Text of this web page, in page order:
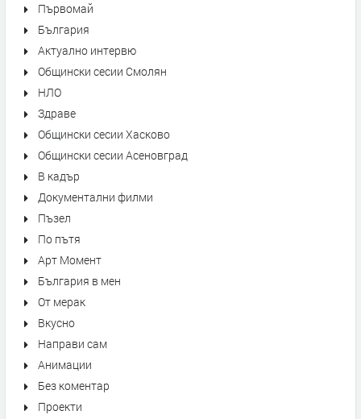
Първомай
България
Актуално интервю
Общински сесии Смолян
НЛО
Здраве
Общински сесии Хасково
Общински сесии Асеновград
В кадър
Документални филми
Пъзел
По пътя
Арт Момент
България в мен
От мерак
Вкусно
Направи сам
Анимации
Без коментар
Проекти